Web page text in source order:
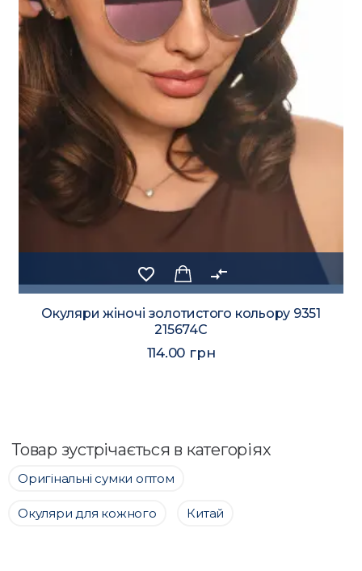
favorite_border compare_arrows
Окуляри жіночі золотистого кольору 9351
215674C
114.00 грн
Товар зустрічається в категоріях
Оригінальні сумки оптом
Окуляри для кожного Китай